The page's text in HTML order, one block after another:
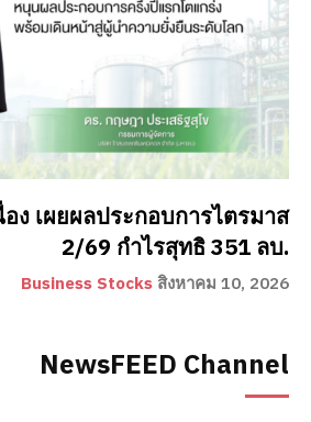
อง เผยผลประกอบการไตรมาส
2/69 กำไรสุทธิ 351 ลบ.
Business Stocks สิงหาคม 10, 2026
NewsFEED Channel